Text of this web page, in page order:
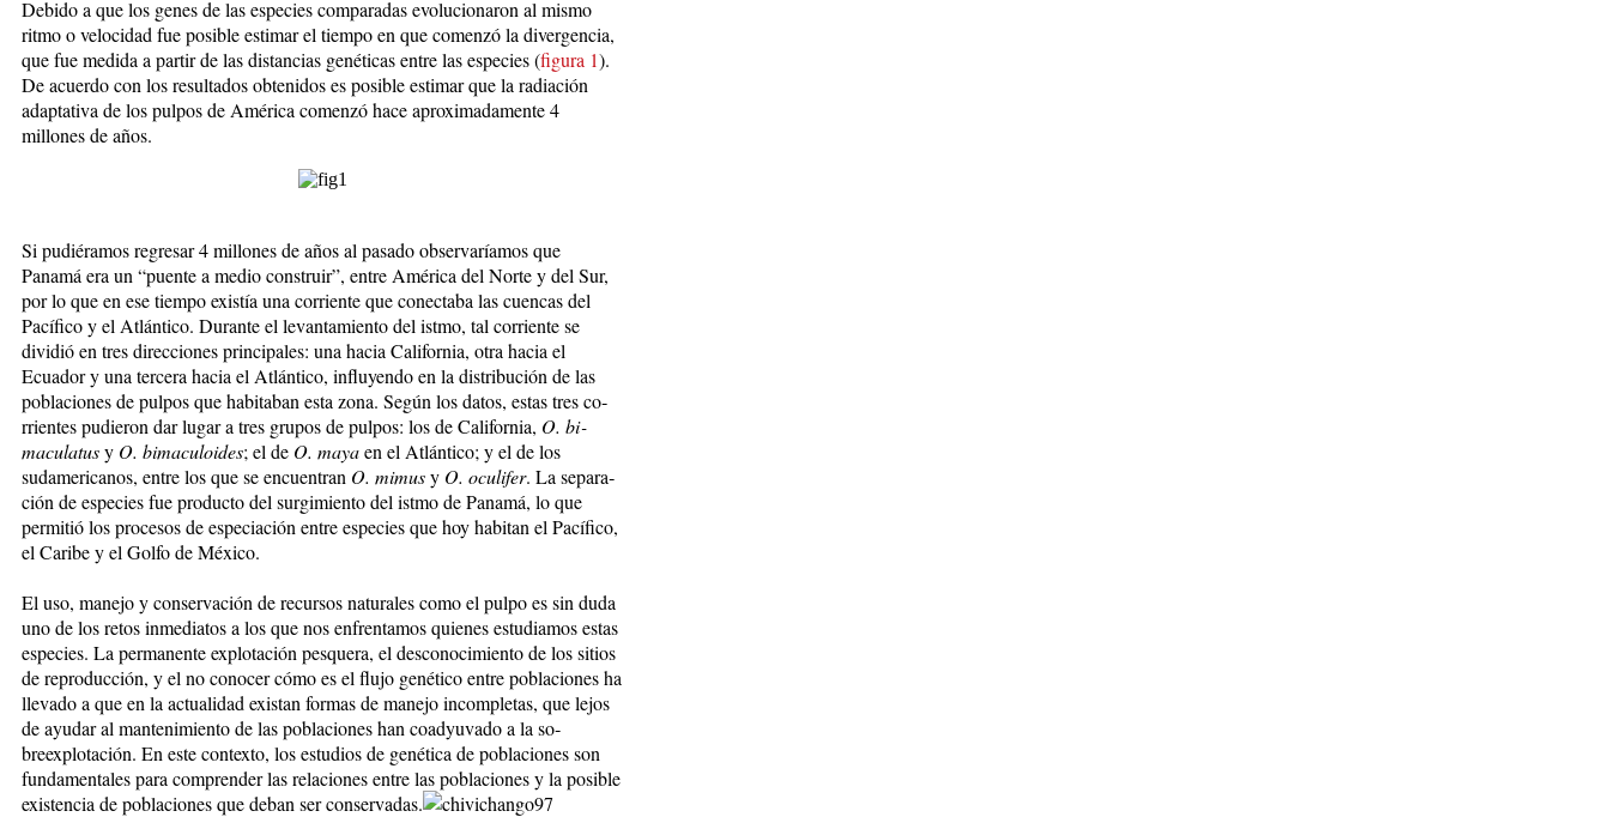
Debido a que los genes de las especies comparadas evo­lu­cionaron al mismo
ritmo o ve­locidad fue posible estimar el tiempo en que comenzó la divergencia,
que fue medida a partir de las distancias gené­ticas entre las especies (figura 1).
De acuerdo con los resultados obtenidos es posible estimar que la radiación
adaptativa de los pulpos de América comenzó hace aproximadamente 4
millones de años.
Si pudiéramos regresar 4 mi­llones de años al pasado observaríamos que
Panamá era un “puente a medio construir”, entre América del Norte y del Sur,
por lo que en ese tiem­po existía una corriente que conectaba las cuencas del
Pacífico y el Atlántico. Du­rante el levantamiento del istmo, tal corriente se
dividió en tres direcciones principales: una hacia California, otra hacia el
Ecuador y una tercera hacia el Atlántico, in­flu­yendo en la distribución de las
poblaciones de pulpos que ha­bi­taban esta zona. Según los datos, estas tres co­
rrien­tes pu­dieron dar lugar a tres grupos de pul­pos: los de California, O. bi­
macu­la­tusy O. bimaculoides; el de O. ma­yaen el Atlán­tico; y el de los
sudamericanos, entre los que se encuentran O. mimusy O. ocu­lifer. La se­pa­ra­
ción de especies fue pro­duc­to del surgimiento del istmo de Panamá, lo que
permitió los procesos de especiación entre especies que hoy habitan el Pa­cífico,
el Caribe y el Gol­fo de México.
El uso, manejo y conser­va­ción de recursos naturales co­mo el pulpo es sin duda
uno de los retos inmediatos a los que nos enfrentamos quienes estudiamos estas
especies. La permanente explotación pes­que­ra, el desconocimiento de los sitios
de reproducción, y el no conocer cómo es el flu­jo ge­nético entre poblaciones ha
llevado a que en la actualidad existan formas de ma­nejo incompletas, que lejos
de ayu­dar al mantenimiento de las pobla­ciones han coadyuvado a la so­
breexplotación. En este contexto, los estudios de ge­nética de poblaciones son
funda­men­tales para comprender las relaciones entre las poblaciones y la posible
exis­tencia de poblaciones que deban ser conservadas.